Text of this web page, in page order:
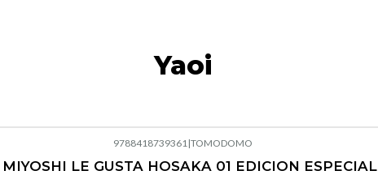
Yaoi
9788418739361|TOMODOMO
LE GUSTA HOSAKA 01 EDICION ESPECIAL